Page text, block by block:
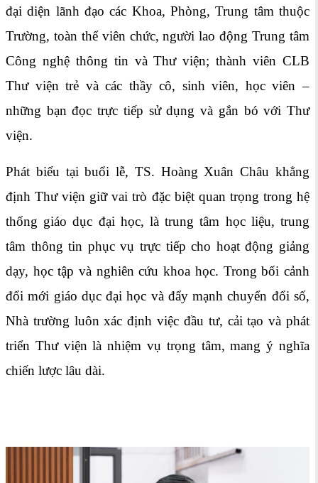
đại diện lãnh đạo các Khoa, Phòng, Trung tâm thuộc
Trường, toàn thể viên chức, người lao động Trung tâm
Công nghệ thông tin và Thư viện; thành viên CLB
Thư viện trẻ và các thầy cô, sinh viên, học viên –
những bạn đọc trực tiếp sử dụng và gắn bó với Thư
viện.
Phát biểu tại buổi lễ, TS. Hoàng Xuân Châu khẳng
định Thư viện giữ vai trò đặc biệt quan trọng trong hệ
thống giáo dục đại học, là trung tâm học liệu, trung
tâm thông tin phục vụ trực tiếp cho hoạt động giảng
dạy, học tập và nghiên cứu khoa học. Trong bối cảnh
đổi mới giáo dục đại học và đẩy mạnh chuyển đổi số,
Nhà trường luôn xác định việc đầu tư, cải tạo và phát
triển Thư viện là nhiệm vụ trọng tâm, mang ý nghĩa
chiến lược lâu dài.